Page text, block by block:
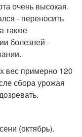
очень высокая.
- переносить
также
болезней -
вес примерно 120
сбора урожая
(октябрь).